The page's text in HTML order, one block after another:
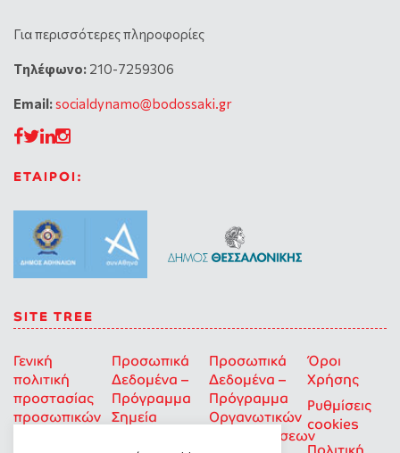
Για περισσότερες πληροφορίες
Tηλέφωνο: 210-7259306
Email:socialdynamo@bodossaki.gr
ΕΤΑΙΡΟΙ:
SITE TREE
Γενική
πολιτική
προστασίας
προσωπικών
Προσωπικά
Δεδομένα –
Πρόγραμμα
Σημεία
Προσωπικά
Δεδομένα –
Πρόγραμμα
Οργανωτικών
Επιχορηγήσεων
Όροι
Χρήσης
Ρυθμίσεις
cookies